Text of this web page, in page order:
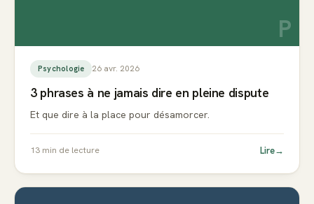
P
Psychologie 26 avr. 2026
3 phrases à ne jamais dire en pleine dispute
Et que dire à la place pour désamorcer.
13 min de lecture Lire→